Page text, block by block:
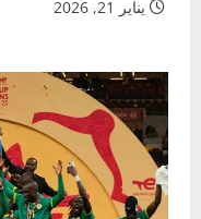
يناير 21, 2026